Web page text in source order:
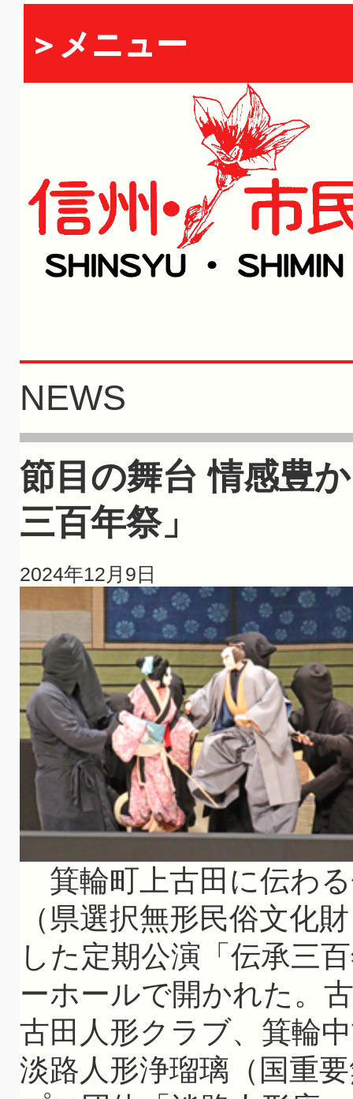
＞メニュー
NEWS
節目の舞台 情感豊
三百年祭」
2024年12月9日
箕輪町上古田に伝わ
（県選択無形民俗文化
した定期公演「伝承三
ーホールで開かれた。
古田人形クラブ、箕輪
淡路人形浄瑠璃（国重